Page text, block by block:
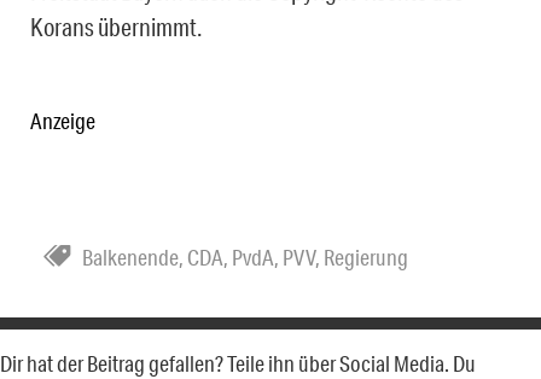
Korans übernimmt.
Anzeige
Balkenende, CDA, PvdA, PVV, Regierung
Dir hat der Beitrag gefallen? Teile ihn über Social Media. Du